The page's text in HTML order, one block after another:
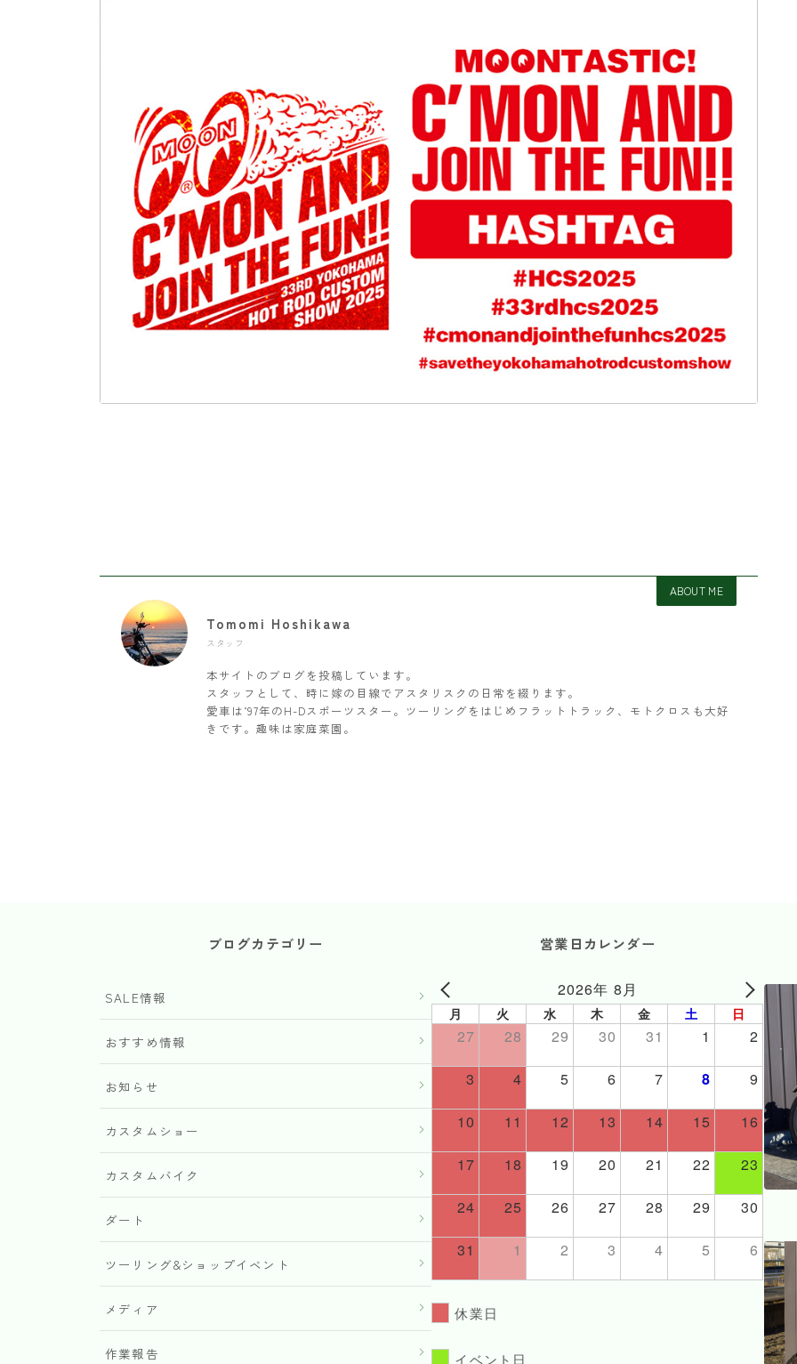
ABOUT ME
Tomomi Hoshikawa
スタッフ
本サイトのブログを投稿しています。
スタッフとして、時に嫁の目線でアスタリスクの日常を綴ります。
愛車は’97年のH-Dスポーツスター。ツーリングをはじめフラットトラック、モトクロスも大好
きです。趣味は家庭菜園。
ブログカテゴリー
SALE情報
おすすめ情報
お知らせ
カスタムショー
カスタムバイク
ダート
ツーリング&ショップイベント
メディア
作業報告
営業日カレンダー
2026年 8月
月 火 水 木 金 土 日
27 28 29 30 31 1 2
3 4 5 6 7 8 9
10 11 12 13 14 15 16
17 18 19 20 21 22 23
24 25 26 27 28 29 30
31 1 2 3 4 5 6
休業日
イベント日